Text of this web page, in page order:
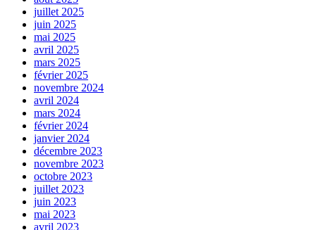
juillet 2025
juin 2025
mai 2025
avril 2025
mars 2025
février 2025
novembre 2024
avril 2024
mars 2024
février 2024
janvier 2024
décembre 2023
novembre 2023
octobre 2023
juillet 2023
juin 2023
mai 2023
avril 2023